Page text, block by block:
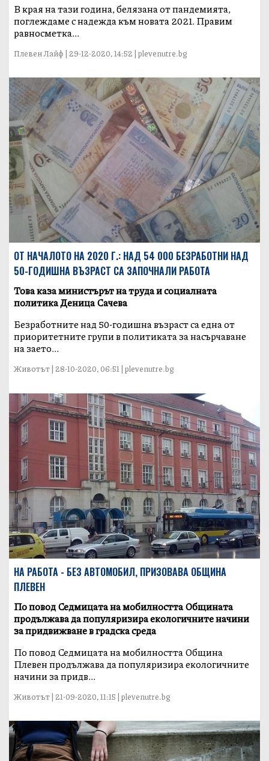
В края на тази година, белязана от пандемията,
поглеждаме с надежда към новата 2021. Правим
равносметка...
Плевен Лайф | 29-12-2020, 14:52 | plevenutre.bg
ОТ НАЧАЛОТО НА 2020 Г.: НАД 54 000 БЕЗРАБОТНИ НАД
50-ГОДИШНА ВЪЗРАСТ СА ЗАПОЧНАЛИ РАБОТА
Това каза министърът на труда и социалната
политика Деница Сачева
Безработните над 50-годишна възраст са една от
приоритетните групи в политиката за насърчаване
на заето...
Животът | 28-10-2020, 06:51 | plevenutre.bg
НА РАБОТА - БЕЗ АВТОМОБИЛ, ПРИЗОВАВА ОБЩИНА
ПЛЕВЕН
По повод Седмицата на мобилността Общината
продължава да популяризира екологичните начини
за придвижване в градска среда
По повод Седмицата на мобилността Община
Плевен продължава да популяризира екологичните
начини за придв...
Животът | 21-09-2020, 11:15 | plevenutre.bg